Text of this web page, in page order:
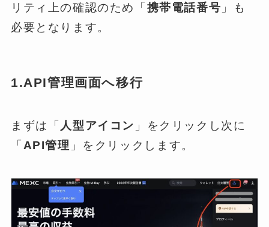
リティ上の確認のため「携帯電話番号 」も
必要となります。
1.API管理画面へ移行
まずは「 人型アイコン 」をクリックし次に
「 API管理 」をクリックします。